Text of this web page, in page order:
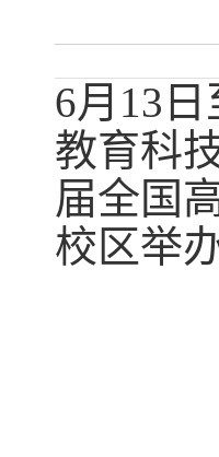
6月 13 日
教育科
届全国
校区举办